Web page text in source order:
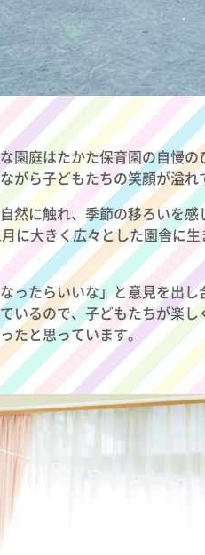
園庭はたかた保育園の自慢の
ら子どもたちの笑顔が溢れ
然に触れ、季節の移ろいを感
に大きく広々とした園舎に
ったらいいな」と意見を出し
いるので、子どもたちが楽し
たと思っています。